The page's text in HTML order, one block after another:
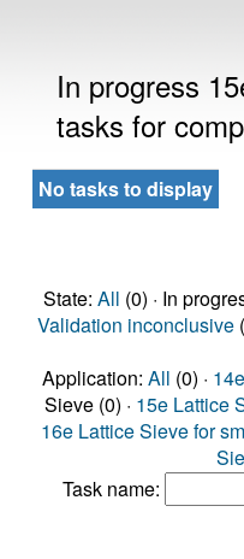
In progress
tasks for
No tasks to display
State: All (0) · In
Validation inconclusive
Application: All (0) ·
Sieve (0) · 15e Lattice
16e Lattice Sieve for
Task name: